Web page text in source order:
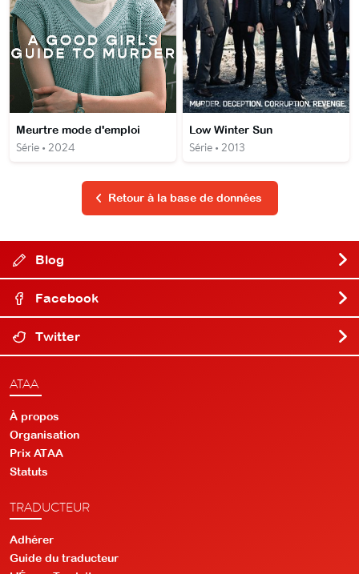
Meurtre mode d'emploi
Série • 2024
Low Winter Sun
Série • 2013
Retour à la base de données
Blog
Facebook
Twitter
ATAA
À propos
Organisation
Prix ATAA
Statuts
TRADUCTEUR
Adhérer
Guide du traducteur